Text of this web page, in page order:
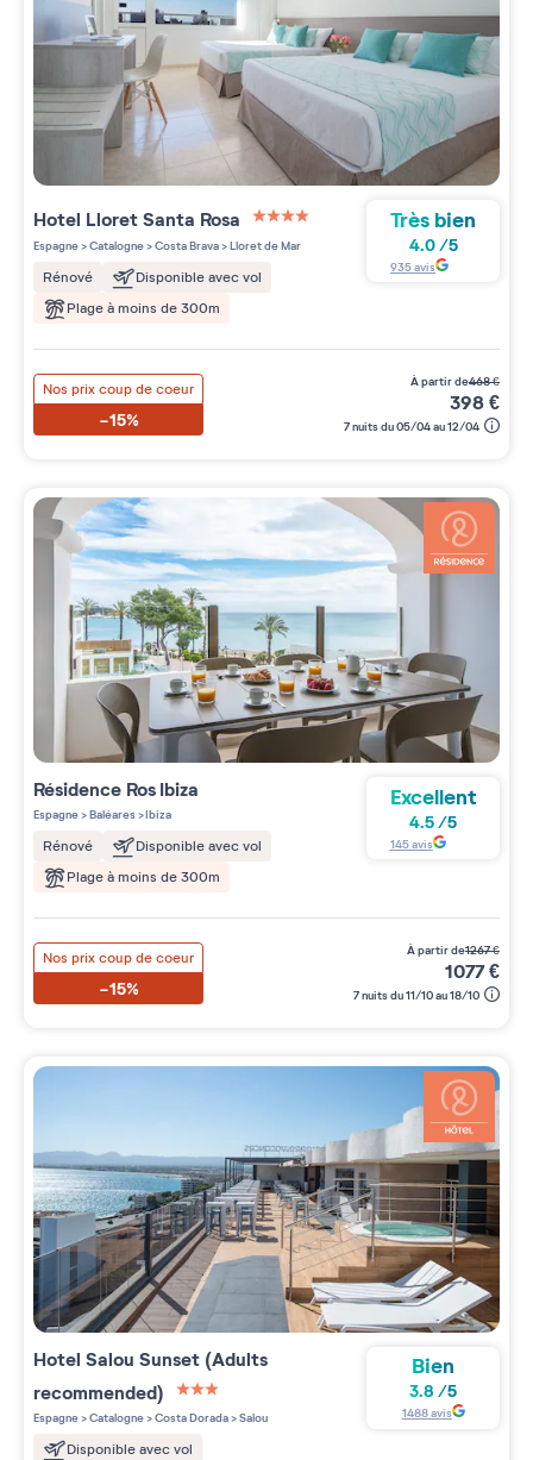
Hotel Lloret Santa Rosa
4 étoiles sur 5
Espagne>Catalogne>Costa Brava>Lloret de Mar
Rénové
Disponible avec vol
Plage à moins de 300m
Très bien
4.0/5
935avis
Nos prix coup de coeur
-15%
à partir de468€
398€
7 nuits du 05/04 au 12/04
Résidence Ros Ibiza
Espagne>Baléares>Ibiza
Rénové
Disponible avec vol
Plage à moins de 300m
Excellent
4.5/5
145avis
Nos prix coup de coeur
-15%
à partir de1267€
1077€
7 nuits du 11/10 au 18/10
Hotel Salou Sunset (Adults
recommended)
3 étoiles sur 5
Espagne>Catalogne>Costa Dorada>Salou
Disponible avec vol
Bien
3.8 /5
1488avis